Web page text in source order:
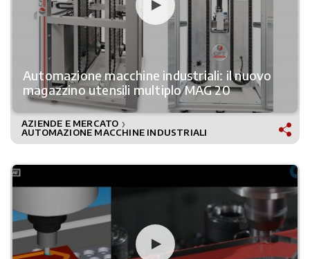
Automazione macchine industriali: il nuovo
magazzino utensili multiplo MAG 20
AZIENDE E MERCATO ❯
AUTOMAZIONE MACCHINE INDUSTRIALI